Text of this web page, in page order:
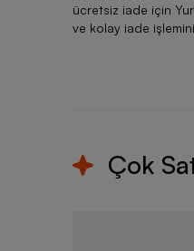
ücretsiz iade için
ve kolay iade
Çok